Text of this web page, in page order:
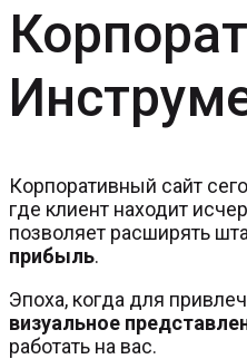
Корпоративный сайт
где клиент находит
позволяет расширять
прибыль.
Эпоха, когда для
визуальное
работать на вас.